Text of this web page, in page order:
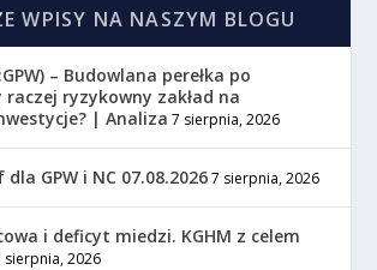
WPISY NA NASZYM BLOGU
– Budowlana perełka po
raczej ryzykowny zakład na
| Analiza 7 sierpnia, 2026
GPW i NC 07.08.2026 7 sierpnia, 2026
i deficyt miedzi. KGHM z celem
sierpnia, 2026